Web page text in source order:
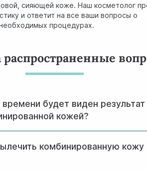
сияющей коже. Наш косметолог
и ответит на все ваши вопросы о
процедурах.
будет виден результат
кожей?
результат формируется через 2-
ухода и процедур.
комбинированную кожу